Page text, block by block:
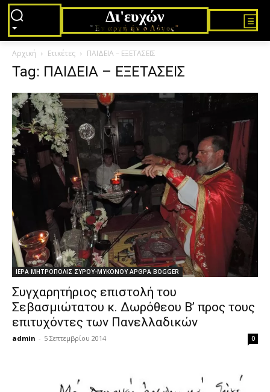
Δι'ευχών
"Εν αρχή ήν ο Λόγος"
Αρχική Ετικέτες ΠΑΙΔΕΙΑ – ΕΞΕΤΑΣΕΙΣ
Tag: ΠΑΙΔΕΙΑ – ΕΞΕΤΑΣΕΙΣ
ΙΕΡΑ ΜΗΤΡΟΠΟΛΙΣ ΣΥΡΟΥ-ΜΥΚΟΝΟΥ ΑΡΘΡΑ BOGGER
Συγχαρητήριος επιστολή του
Σεβασμιώτατου κ. Δωρόθεου Β’ προς τους
επιτυχόντες των Πανελλαδικών
admin - 5 Σεπτεμβρίου 2014 0